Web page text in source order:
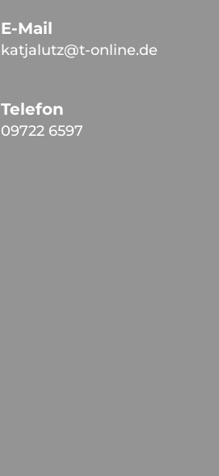
E-Mail
katjalutz@t-online.de
Telefon
09722 6597